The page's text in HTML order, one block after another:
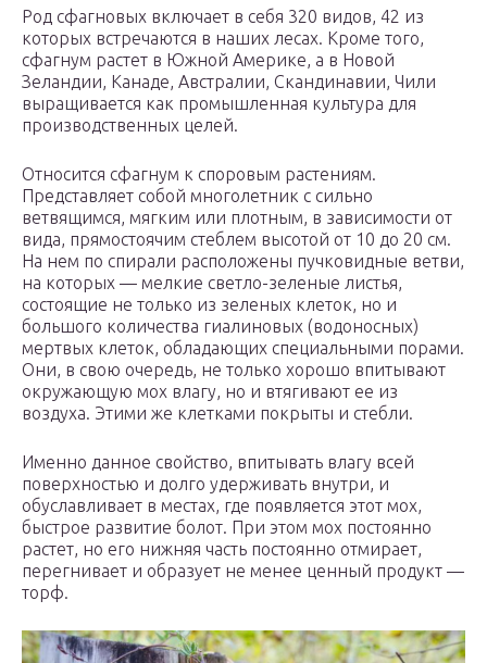
Род сфагновых включает в себя 320 видов, 42 из
которых встречаются в наших лесах. Кроме того,
сфагнум растет в Южной Америке, а в Новой
Зеландии, Канаде, Австралии, Скандинавии, Чили
выращивается как промышленная культура для
производственных целей.
Относится сфагнум к споровым растениям.
Представляет собой многолетник с сильно
ветвящимся, мягким или плотным, в зависимости от
вида, прямостоячим стеблем высотой от 10 до 20 см.
На нем по спирали расположены пучковидные ветви,
на которых — мелкие светло-зеленые листья,
состоящие не только из зеленых клеток, но и
большого количества гиалиновых (водоносных)
мертвых клеток, обладающих специальными порами.
Они, в свою очередь, не только хорошо впитывают
окружающую мох влагу, но и втягивают ее из
воздуха. Этими же клетками покрыты и стебли.
Именно данное свойство, впитывать влагу всей
поверхностью и долго удерживать внутри, и
обуславливает в местах, где появляется этот мох,
быстрое развитие болот. При этом мох постоянно
растет, но его нижняя часть постоянно отмирает,
перегнивает и образует не менее ценный продукт —
торф.